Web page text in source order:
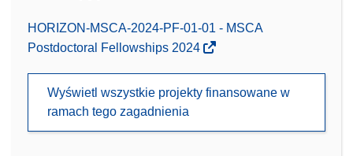
HORIZON-MSCA-2024-PF-01-01 - MSCA
Postdoctoral Fellowships 2024
Wyświetl wszystkie projekty finansowane w
ramach tego zagadnienia